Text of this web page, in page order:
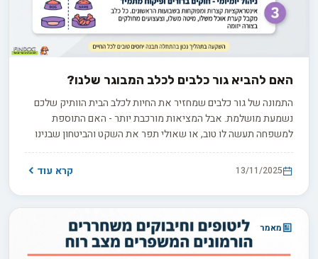
האם להביא גור כלבים לכלב המבוגר שלנו?
התמונה של גור כלבים שמחזיר את החיות לכלב הבית הוותיק שלכם
נשמעת מושלמת. אבל המציאות מורכבת יותר - האם התוספת
למשפחה תעשה לו טוב, או שאולי תפר את השקט והביטחון שבנינו
לו? במדריך הזה נעזור לכם להחליט נכון ולהצליח בתהליך.
13/11/2025 קרא עוד
מאמר